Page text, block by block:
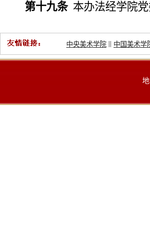
第十九条 本办法经学院
中央美术学院 || 中国美术学